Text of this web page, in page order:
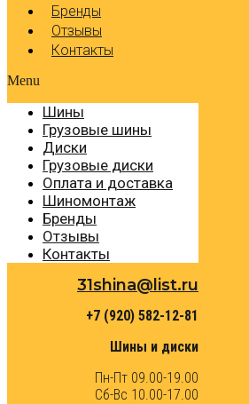
Бренды
Отзывы
Контакты
Menu
Шины
Грузовые шины
Диски
Грузовые диски
Оплата и доставка
Шиномонтаж
Бренды
Отзывы
Контакты
31shina@list.ru
+7 (920) 582-12-81
Шины и диски
Пн-Пт 09.00-19.00
Сб-Вс 10.00-17.00